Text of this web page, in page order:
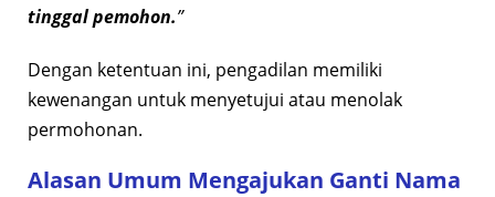
tinggal pemohon.”
Dengan ketentuan ini, pengadilan memiliki
kewenangan untuk menyetujui atau menolak
permohonan.
Alasan Umum Mengajukan Ganti Nama